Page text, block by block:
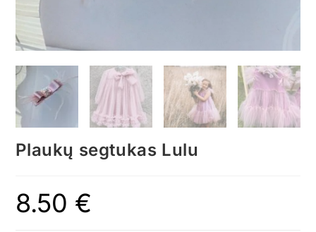
Plaukų segtukas Lulu
8.50 €